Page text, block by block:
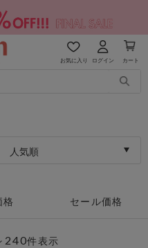
お気に入り ログイン カート
人気順
格 セール価格
240件表示